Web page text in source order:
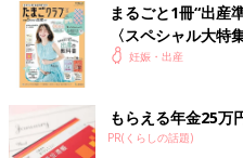
まるごと1冊“出産
〈スペシャル大
妊娠・出産
もらえる年金25万
PR(くらしの話題)